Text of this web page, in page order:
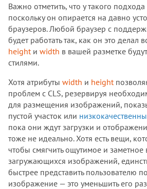
Важно отметить, что у такого подхода
поскольку он опирается на давно
браузеров. Любой браузер с
будет работать так, как он это делал
height и width в вашей разметке
стилями.
Хотя атрибуты width и height
проблем с CLS, резервируя
для размещения изображений,
пустой участок или
пока они ждут загрузки и
тоже не идеально. Хотя есть вещи,
чтобы смягчить ощутимое и
загружающихся изображений,
быстрее представить пользователю
изображение — это уменьшить его